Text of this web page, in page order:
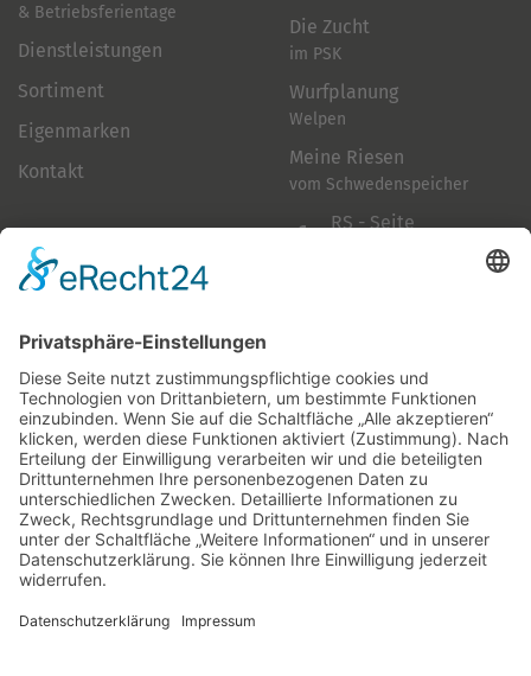
& Betriebsferientage
Dienstleistungen
Sortiment
Eigenmarken
Kontakt
Die Zucht
im PSK
Wurfplanung
Welpen
Meine Riesen
vom Schwedenspeicher
RS - Seite
Folge mir
Zahlungsarten
& Vorab-Überweisung
Alle Preise inkl. gesetzl. Mehrwertsteuer zzgl.